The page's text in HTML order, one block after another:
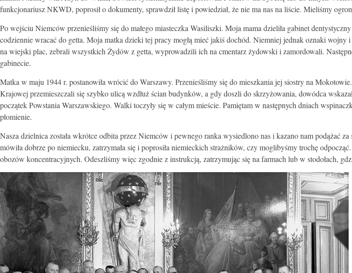
funkcjonariusz NKWD, poprosił o dokumenty, sprawdził listę i powiedział, że nie ma nas na liście. Mieliśmy
Po wejściu Niemców przenieśliśmy się do małego miasteczka Wasiliszki. Moja mama dzieliła gabinet
codziennie wracać do getta. Moja matka dzieki tej pracy mogłą mieć jakiś dochód. Niemniej jednak oznaki
na wiejski plac, zebrali wszystkich Żydów z getta, wyprowadzili ich na cmentarz żydowski i zamordowali.
gabinecie.
Matka w maju 1944 r. postanowiła wrócić do Warszawy. Przenieśliśmy się do mieszkania jej siostry na
Krajowej przemieszczali się szybko ulicą wzdłuż ścian budynków, a gdy doszli do skrzyżowania, dowódca
początek Powstania Warszawskiego. Walki toczyły się w całym mieście. Pamiętam w następnych dniach
płomienie.
Nasza dzielnica została wkrótce odbita przez Niemców i pewnego ranka wysiedlono nas i kazano nam podążać
mówiła dobrze po niemiecku, zatrzymała się i poprosiła niemieckich strażników, czy moglibyśmy trochę
obozów koncentracyjnych. Odeszliśmy więc zgodnie z instrukcją, zatrzymując się na farmach lub w stodołach,